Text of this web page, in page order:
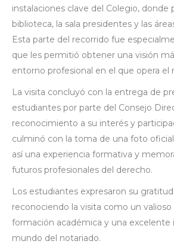
instalaciones clave del Colegio, donde
biblioteca, la sala presidentes y las
Esta parte del recorrido fue
que les permitió obtener una visión
entorno profesional en el que opera el
La visita concluyó con la entrega de
estudiantes por parte del Consejo
reconocimiento a su interés y
culminó con la toma de una foto
así una experiencia formativa y
futuros profesionales del derecho.
Los estudiantes expresaron su
reconociendo la visita como un
formación académica y una excelente
mundo del notariado.